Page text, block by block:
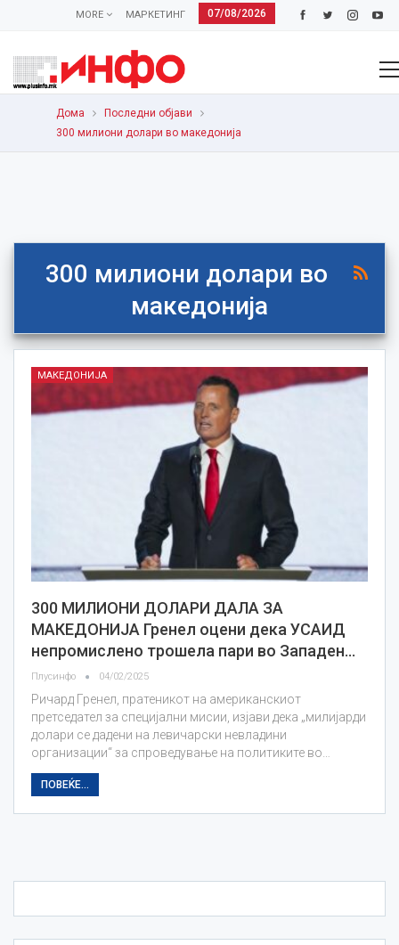
07/08/2026
МАРКЕТИНГ
MORE
Дома
Последни објави
300 милиони долари во македонија
300 милиони долари во
македонија
МАКЕДОНИЈА
300 МИЛИОНИ ДОЛАРИ ДАЛА ЗА
МАКЕДОНИЈА Гренел оцени дека УСАИД
непромислено трошела пари во Западен…
Плусинфо 04/02/2025
Ричард Гренел, пратеникот на американскиот
претседател за специјални мисии, изјави дека „милијарди
долари се дадени на левичарски невладини
организации“ за спроведување на политиките во…
ПОВЕЌЕ...